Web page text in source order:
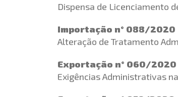
Dispensa de Licenciamento
Importação n° 088/2020
Alteração de Tratamento
Exportação n° 060/2020
Exigências Administrativas